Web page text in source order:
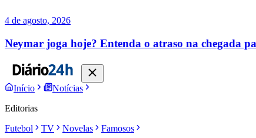
4 de agosto, 2026
Neymar joga hoje? Entenda o atraso na chegada
Início
Notícias
Editorias
Futebol
TV Novelas Famosos